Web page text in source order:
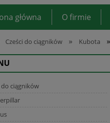
główna O firmie
Cześci do ciągników » Kubota »
do ciągników